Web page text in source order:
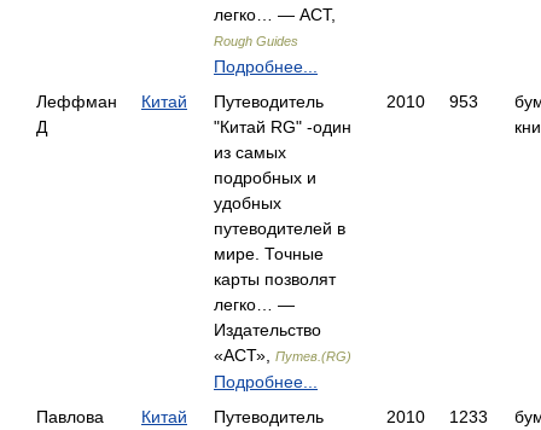
легко… — АСТ,
Rough Guides
Подробнее...
Леффман
Д
Китай
Путеводитель
"Китай RG" -один
из самых
подробных и
удобных
путеводителей в
мире. Точные
карты позволят
легко… —
Издательство
«АСТ»,
Путев.(RG)
Подробнее...
2010 953
Павлова
Китай
Путеводитель
2010 1233